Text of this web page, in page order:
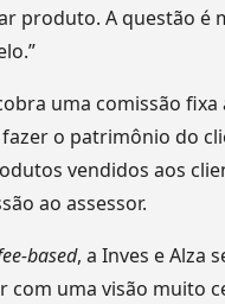
produto. A questão é
uma comissão
o patrimônio do
vendidos aos
ao assessor.
based, a Inves e Alza
com uma visão muito